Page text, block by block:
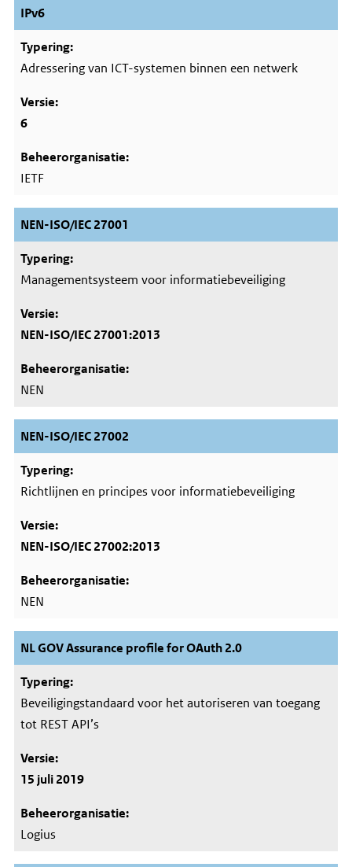
IPv6
Adressering van ICT-systemen binnen een netwerk
6
IETF
NEN-ISO/IEC 27001
Managementsysteem voor informatiebeveiliging
NEN-ISO/IEC 27001:2013
NEN
NEN-ISO/IEC 27002
Richtlijnen en principes voor informatiebeveiliging
NEN-ISO/IEC 27002:2013
NEN
NL GOV Assurance profile for OAuth 2.0
Beveiligingstandaard voor het autoriseren van toegang
tot REST API’s
15 juli 2019
Logius